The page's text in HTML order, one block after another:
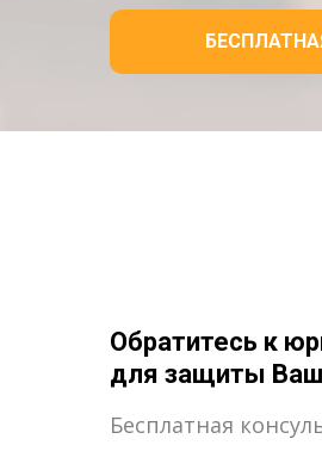
Обратитесь к
для защиты
Бесплатная